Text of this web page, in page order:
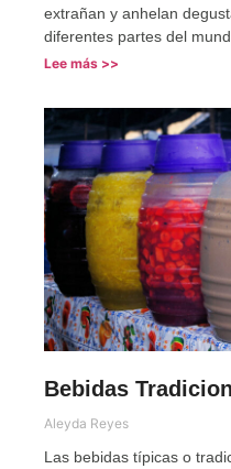
extrañan y anhelan
diferentes partes del
Lee más >>
Bebidas
Aleyda Reyes
Las bebidas típicas o